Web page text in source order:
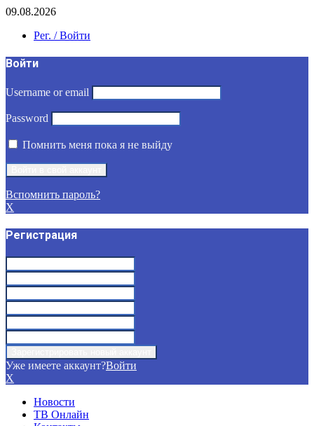
09.08.2026
Рег. / Войти
Войти
Username or email
Password
Помнить меня пока я не выйду
Вспомнить пароль?
X
Регистрация
Уже имеете аккаунт?Войти
X
Новости
ТВ Онлайн